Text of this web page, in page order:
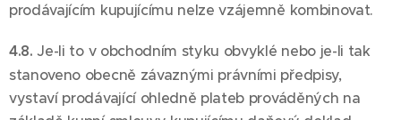
prodávajícím kupujícímu nelze vzájemně kombinovat.
4.8.Je-li to v obchodním styku obvyklé nebo je-li tak
stanoveno obecně závaznými právními předpisy,
vystaví prodávající ohledně plateb prováděných na